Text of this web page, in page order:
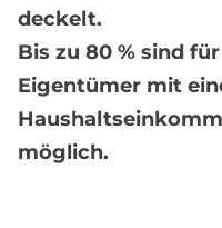
deckelt.
Bis zu 80 % sind
Eigentümer mit
möglich.